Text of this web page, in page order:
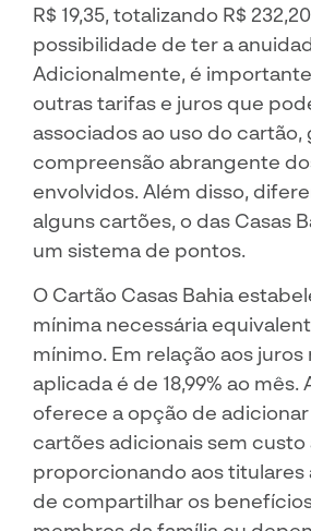
R$ 19,35, totalizando R$
possibilidade de ter a
Adicionalmente, é
outras tarifas e juros que
associados ao uso do
compreensão abrangente
envolvidos. Além disso,
alguns cartões, o das Casas
um sistema de pontos.
O Cartão Casas Bahia
mínima necessária
mínimo. Em relação aos
aplicada é de 18,99% ao mês.
oferece a opção de
cartões adicionais sem custo
proporcionando aos titulares
de compartilhar os